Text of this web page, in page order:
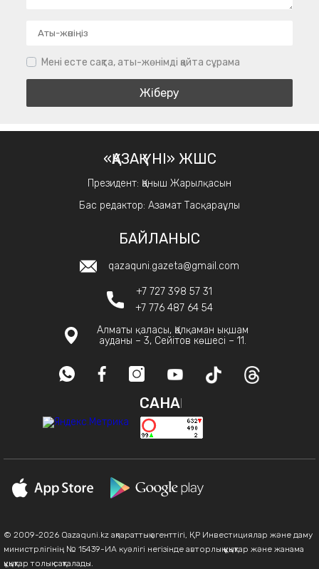
Мені есте сақта, аты-жөнімді қайта сұрама
«ҚАЗАҚ ҮНІ» ЖШС
Президент: Қаныш Жарылқасын
Бас редактор: Азамат Тасқараұлы
БАЙЛАНЫС
qazaquni.gazeta@gmail.com
+7 727 398 57 31
+7 776 487 64 54
Алматы қаласы, Қалқаман ықшам
ауданы – 3, Сейітов көшесі – 11.
САНАҚ
© 2009-2026 Qazaquni.kz ақпараттық агенттігі, ҚР Инвестициялар және даму
министрлігінің № 15439-ИА куәлігі негізінде авторлық құқықтар және жанама
құқықтар толық сақталады.